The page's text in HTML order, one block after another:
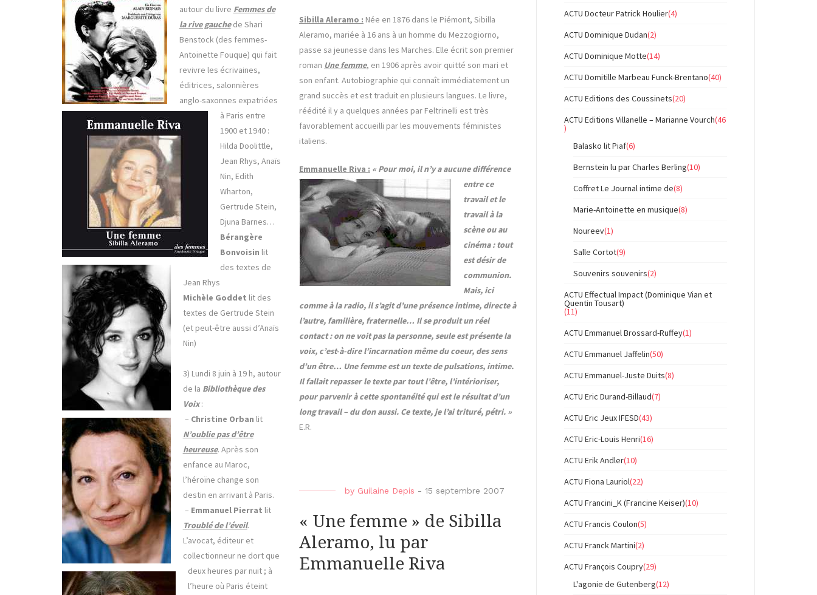
autour du livre Femmes de
la rive gauchede Shari
Benstock (des femmes-
Antoinette Fouque) qui fait
revivre les écrivaines,
éditrices, salonnières
anglo-saxonnes expatriées
à Paris entre
1900 et 1940 :
Hilda Doolittle,
Jean Rhys, Anaïs
Nin, Edith
Wharton,
Gertrude Stein,
Djuna Barnes…
Bérangère
Bonvoisin lit
des textes de
Jean Rhys
Michèle Goddet lit des
textes de Gertrude Stein
(et peut-être aussi d’Anaïs
Nin)
3) Lundi 8 juin à 19 h, autour
de la Bibliothèque des
Voix:
– Christine Orban lit
N’oublie pas d’être
heureuse. Après son
enfance au Maroc,
l’héroïne change son
destin en arrivant à Paris.
– Emmanuel Pierrat lit
Troublé de l’éveil.
L’avocat, éditeur et
collectionneur ne dort que
deux heures par nuit ; à
l’heure où Paris éteint
Sibilla Aleramo : Née en 1876 dans le Piémont, Sibilla
Aleramo, mariée à 16 ans à un homme du Mezzogiorno,
passe sa jeunesse dans les Marches. Elle écrit son premier
roman Une femme, en 1906 après avoir quitté son mari et
son enfant. Autobiographie qui connaît immédiatement un
grand succès et est traduit en plusieurs langues. Le livre,
réédité il y a quelques années par Feltrinelli est très
favorablement accueilli par les mouvements féministes
italiens.
Emmanuelle Riva : « Pour moi, il n’y a aucune différence
entre ce
travail et le
travail à la
scène ou au
cinéma : tout
est désir de
communion.
Mais, ici
comme à la radio, il s’agit d’une présence intime, directe à
l’autre, familière, fraternelle… Il se produit un réel
contact : on ne voit pas la personne, seule est présente la
voix, c’est-à-dire l’incarnation même du coeur, des sens
d’un être… Une femme est un texte de pulsations, intime.
Il fallait repasser le texte par tout l’être, l’intérioriser,
pour parvenir à cette spontanéité qui est le résultat d’un
long travail – du don aussi. Ce texte, je l’ai trituré, pétri. »
E.R.
by Guilaine Depis - 15 septembre 2007
« Une femme » de Sibilla
Aleramo, lu par
Emmanuelle Riva
ACTU Docteur Patrick Houlier(4)
ACTU Dominique Dudan(2)
ACTU Dominique Motte(14)
ACTU Domitille Marbeau Funck-Brentano(40)
ACTU Editions des Coussinets(20)
ACTU Editions Villanelle – Marianne Vourch(46
)
Balasko lit Piaf(6)
Bernstein lu par Charles Berling(10)
Coffret Le Journal intime de(8)
Marie-Antoinette en musique(8)
Noureev(1)
Salle Cortot(9)
Souvenirs souvenirs(2)
ACTU Effectual Impact (Dominique Vian et
Quentin Tousart)
(11)
ACTU Emmanuel Brossard-Ruffey(1)
ACTU Emmanuel Jaffelin(50)
ACTU Emmanuel-Juste Duits(8)
ACTU Eric Durand-Billaud(7)
ACTU Eric Jeux IFESD(43)
ACTU Eric-Louis Henri(16)
ACTU Erik Andler(10)
ACTU Fiona Lauriol(22)
ACTU Francini_K (Francine Keiser)(10)
ACTU Francis Coulon(5)
ACTU Franck Martini(2)
ACTU François Coupry(29)
L'agonie de Gutenberg(12)